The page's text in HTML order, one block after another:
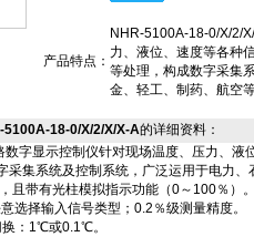
产品特点：
NHR-5100A-18-0/X/2/
力、液位、速度等各种
等处理，构成数字采集
金、轻工、制药、航空
18-0/X/2/X/X-A的详细资料：
数字显示控制仪针对现场温度、压力、液
采集系统及控制系统，广泛运用于电力、
带有光柱模拟指示功能（0～100％）。
择输入信号类型；0.2％级测量精度。
：1℃或0.1℃。